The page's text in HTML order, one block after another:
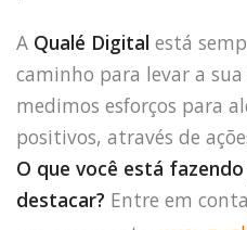
A Qualé Digital está
caminho para levar a
medimos esforços para
positivos, através de
O que você está
destacar? Entre em